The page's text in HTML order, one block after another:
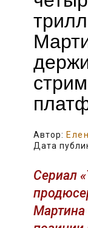
Автор:
Дата
Сериал
Мартина